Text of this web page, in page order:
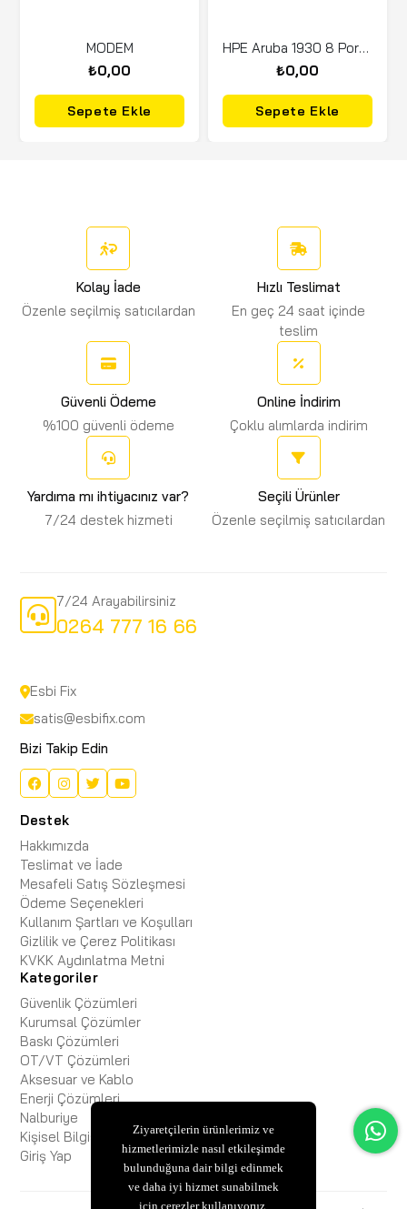
MODEM
₺0,00
Sepete Ekle
HPE Aruba 1930 8 Port Gigabit PoE (JL681A)
₺0,00
Sepete Ekle
Kolay İade
Özenle seçilmiş satıcılardan
Hızlı Teslimat
En geç 24 saat içinde
teslim
Güvenli Ödeme
%100 güvenli ödeme
Online İndirim
Çoklu alımlarda indirim
Yardıma mı ihtiyacınız var?
7/24 destek hizmeti
Seçili Ürünler
Özenle seçilmiş satıcılardan
7/24 Arayabilirsiniz
0264 777 16 66
Esbi Fix
satis@esbifix.com
Bizi Takip Edin
Destek
Hakkımızda
Teslimat ve İade
Mesafeli Satış Sözleşmesi
Ödeme Seçenekleri
Kullanım Şartları ve Koşulları
Gizlilik ve Çerez Politikası
KVKK Aydınlatma Metni
Kategoriler
Güvenlik Çözümleri
Kurumsal Çözümler
Baskı Çözümleri
OT/VT Çözümleri
Aksesuar ve Kablo
Enerji Çözümleri
Nalburiye
Kişisel Bilgisayar
Giriş Yap
Ziyaretçilerin ürünlerimiz ve
hizmetlerimizle nasıl etkileşimde
bulunduğuna dair bilgi edinmek
ve daha iyi hizmet sunabilmek
için çerezler kullanıyoruz.